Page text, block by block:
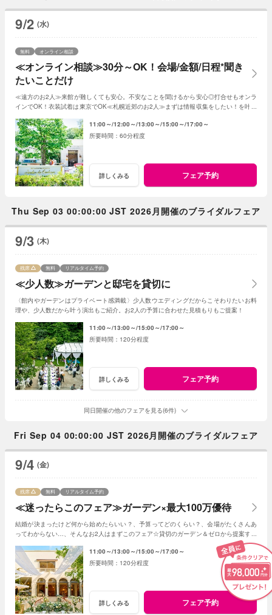
9/2 (水)
≪オンライン相談≫30分～OK！会場/金額/日程*聞き
たいことだけ
無料 オンライン相談
≪遠方のお2人≫来館が難しくても安心。不安なことを聞けるから安心◎打合せもオンラ
インでOK！衣装試着は東京でOK≪札幌近郊のお2人≫まずは情報収集をしたい！を叶え
11:00～ 12:00～ 13:00～ 15:00～ 17:00～
60分程度
詳しくみる フェア予約
Thu Sep 03 00:00:00 JST 2026月開催のブライダルフェア
9/3 (木)
≪少人数≫ガーデンと邸宅を貸切に
残席 無料 リアルタイム予約
〈館内やガーデンはプライベート感満載〉少人数ウエディングだからこそわりたいお料
理や、少人数だから叶う演出もご紹介。お2人の予算に合わせた見積もりもご提案！
11:00～ 13:00～ 15:00～ 17:00～
120分程度
詳しくみる フェア予約
同日開催の他のフェアを見る(6件)
Fri Sep 04 00:00:00 JST 2026月開催のブライダルフェア
9/4 (金)
≪迷ったらこのフェア≫ガーデン×最大100万優待
残席 無料 リアルタイム予約
結婚が決まったけど何から始めたらいい？、予算ってどのくらい？、会場がたくさんあ
ってわからない…、そんなお2人はまずこのフェア☆貸切のガーデン＆ゼロから提案する
11:00～ 13:00～ 15:00～ 17:00～
120分程度
詳しくみる フェア予約